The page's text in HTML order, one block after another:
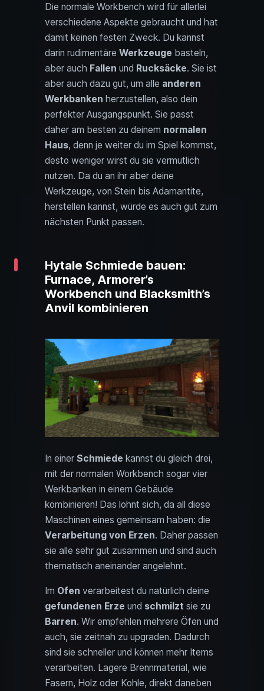
Die normale Workbench wird für allerlei
verschiedene Aspekte gebraucht und hat
damit keinen festen Zweck. Du kannst
darin rudimentäre Werkzeuge basteln,
aber auch Fallen und Rucksäcke. Sie ist
aber auch dazu gut, um alle anderen
Werkbanken herzustellen, also dein
perfekter Ausgangspunkt. Sie passt
daher am besten zu deinem normalen
Haus, denn je weiter du im Spiel kommst,
desto weniger wirst du sie vermutlich
nutzen. Da du an ihr aber deine
Werkzeuge, von Stein bis Adamantite,
herstellen kannst, würde es auch gut zum
nächsten Punkt passen.
Hytale Schmiede bauen:
Furnace, Armorer’s
Workbench und Blacksmith’s
Anvil kombinieren
In einer Schmiede kannst du gleich drei,
mit der normalen Workbench sogar vier
Werkbanken in einem Gebäude
kombinieren! Das lohnt sich, da all diese
Maschinen eines gemeinsam haben: die
Verarbeitung von Erzen. Daher passen
sie alle sehr gut zusammen und sind auch
thematisch aneinander angelehnt.
Im Ofen verarbeitest du natürlich deine
gefundenen Erze und schmilzt sie zu
Barren. Wir empfehlen mehrere Öfen und
auch, sie zeitnah zu upgraden. Dadurch
sind sie schneller und können mehr Items
verarbeiten. Lagere Brennmaterial, wie
Fasern, Holz oder Kohle, direkt daneben